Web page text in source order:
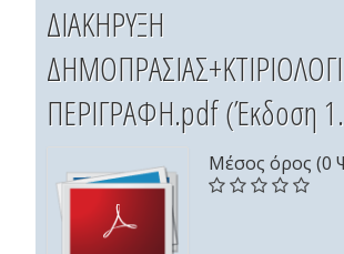
ΔΙΑΚΗΡΥΞΗ
ΠΕΡΙΓΡΑΦΗ.pdf (Έκδοση
Μέσος όρος (0